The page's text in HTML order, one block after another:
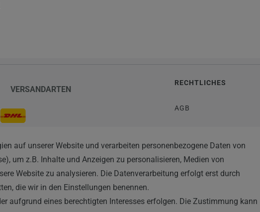
VERSANDARTEN
ZAHLARTEN
RECHTLICHES
AGB
IMPRESSUM
auf unserer Website und verarbeiten personenbezogene Daten von
um z.B. Inhalte und Anzeigen zu personalisieren, Medien von
Website zu analysieren. Die Datenverarbeitung erfolgt erst durch
die wir in den Einstellungen benennen.
aufgrund eines berechtigten Interesses erfolgen. Die Zustimmung kann